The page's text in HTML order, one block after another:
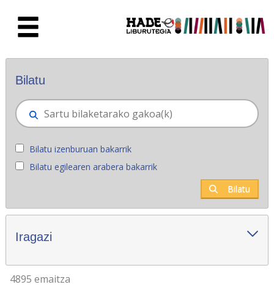
Eskuratu berriak - Liburutegia
Bilatu
Bilatu izenburuan bakarrik
Bilatu egilearen arabera bakarrik
Bilatu
Iragazi
4895 emaitza